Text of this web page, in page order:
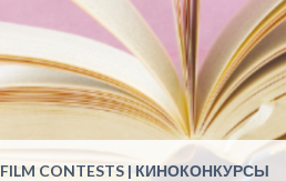
FILM CONTESTS | КИНОКОНКУРСЫ